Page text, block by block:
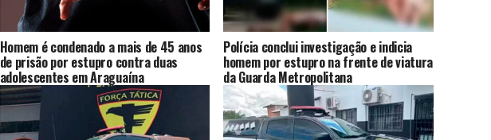
Homem é condenado a mais de 45 anos
de prisão por estupro contra duas
adolescentes em Araguaína
Polícia conclui investigação e indicia
homem por estupro na frente de viatura
da Guarda Metropolitana